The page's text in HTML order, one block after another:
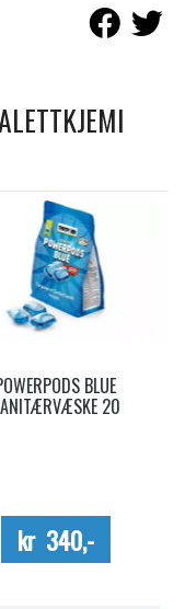
BLUE
20
kr 340,-